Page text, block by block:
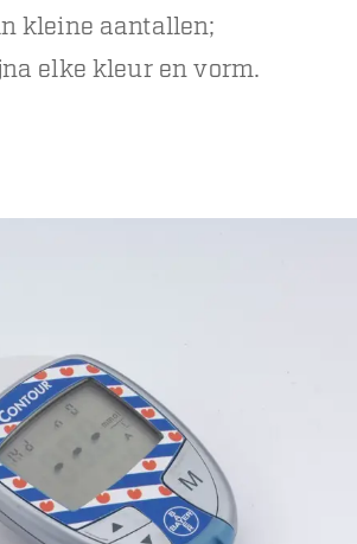
kleine aantallen;
elke kleur en vorm.